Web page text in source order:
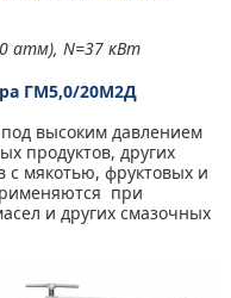
атм), N=37 кВт
ГМ5,0/20М2Д
высоким давлением
продуктов, других
с мякотью, фруктовых и
при
и других смазочных